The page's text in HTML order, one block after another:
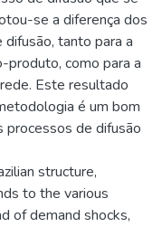
se a diferença dos
tanto para a
produto, como para a
Este resultado
é um bom
de difusão
structure,
to the various
of demand shocks,